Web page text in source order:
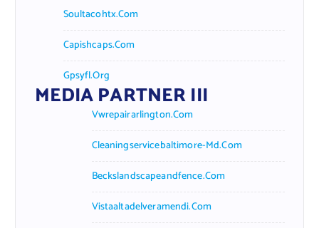
Soultacohtx.com
Capishcaps.com
Gpsyfl.org
MEDIA PARTNER III
Vwrepairarlington.com
Cleaningservicebaltimore-Md.com
Beckslandscapeandfence.com
Vistaaltadelveramendi.com